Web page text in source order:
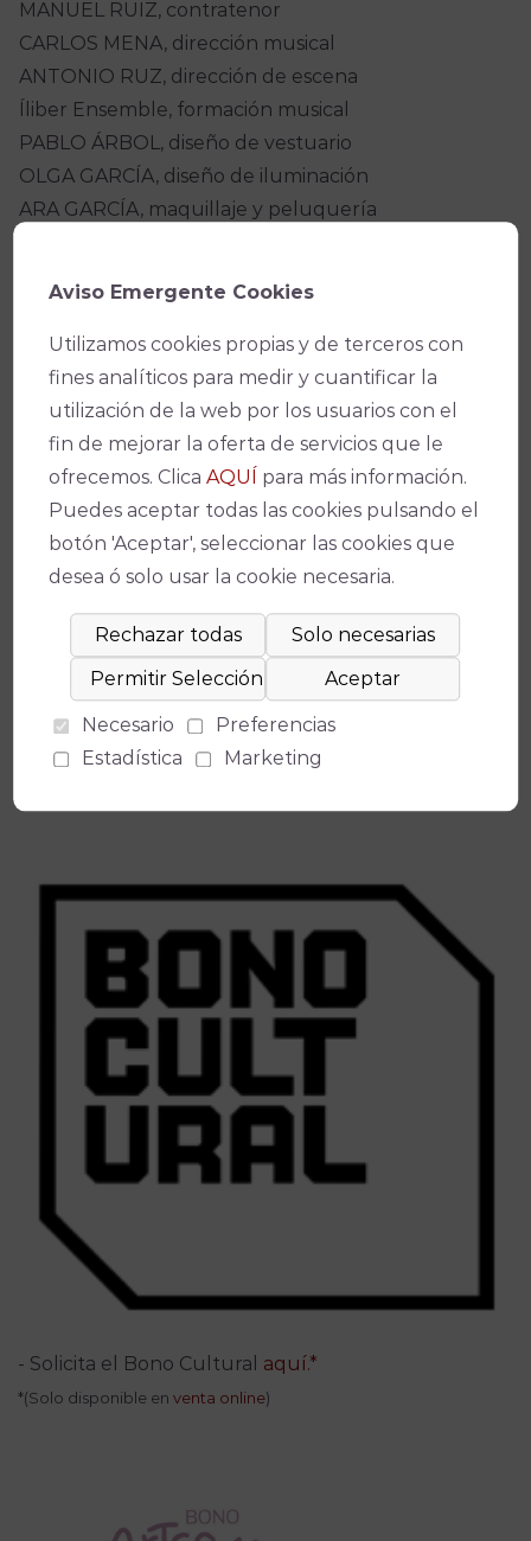
MANUEL RUIZ, contratenor
CARLOS MENA, dirección musical
ANTONIO RUZ, dirección de escena
Íliber Ensemble, formación musical
PABLO ÁRBOL, diseño de vestuario
OLGA GARCÍA, diseño de iluminación
ARA GARCÍA, maquillaje y peluquería
ÁNGELA GENTIL, comunicación
Condiciones de Venta y Acceso
- Solicita el Bono Cultural aquí.*
*(Solo disponible enventa online)
Aviso Emergente Cookies
Utilizamos cookies propias y de terceros con
fines analíticos para medir y cuantificar la
utilización de la web por los usuarios con el
fin de mejorar la oferta de servicios que le
ofrecemos. ClicaAQUÍ para más información.
Puedes aceptar todas las cookies pulsando el
botón 'Aceptar', seleccionar las cookies que
desea ó solo usar la cookie necesaria.
Necesario
Preferencias
Estadística
Marketing